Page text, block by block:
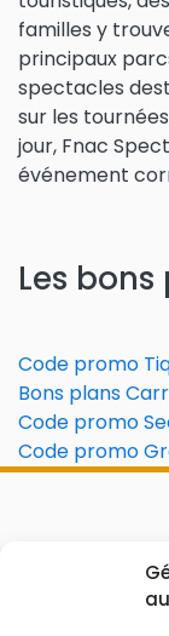
familles y
principaux
spectacles
sur les
jour, Fnac
événement
Les
Code promo
Bons plans
Code promo
Code promo